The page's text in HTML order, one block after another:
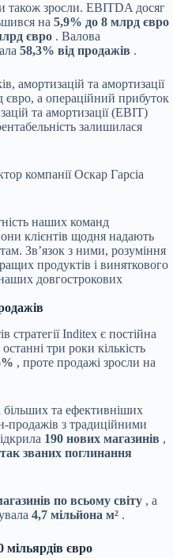
також зросли. EBITDA досяг
на 5,9% до 8 млрд євро
євро . Валова
58,3% від продажів .
амортизацій та амортизації
а операційний прибуток
та амортизації (EBIT)
залишилася
компанії Оскар Гарсіа
наших команд
клієнтів щодня надають
Зв’язок з ними, розуміння
продуктів і виняткового
довгострокових
стратегії Inditex є постійна
три роки кількість
, проте продажі зросли на
більших та ефективніших
продажів з традиційними
190 нових магазинів ,
званих поглинання
по всьому світу , а
4,7 мільйона м² .
євро